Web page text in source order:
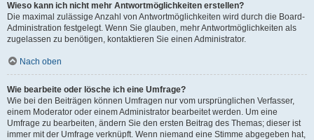
Wieso kann ich nicht mehr Antwortmöglichkeiten erstellen?
Die maximal zulässige Anzahl von Antwortmöglichkeiten wird durch die Board-
Administration festgelegt. Wenn Sie glauben, mehr Antwortmöglichkeiten als
zugelassen zu benötigen, kontaktieren Sie einen Administrator.
Nach oben
Wie bearbeite oder lösche ich eine Umfrage?
Wie bei den Beiträgen können Umfragen nur vom ursprünglichen Verfasser,
einem Moderator oder einem Administrator bearbeitet werden. Um eine
Umfrage zu bearbeiten, ändern Sie den ersten Beitrag des Themas; dieser ist
immer mit der Umfrage verknüpft. Wenn niemand eine Stimme abgegeben hat,